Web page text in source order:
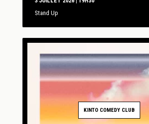
Stand Up
KINTO COMEDY CLUB